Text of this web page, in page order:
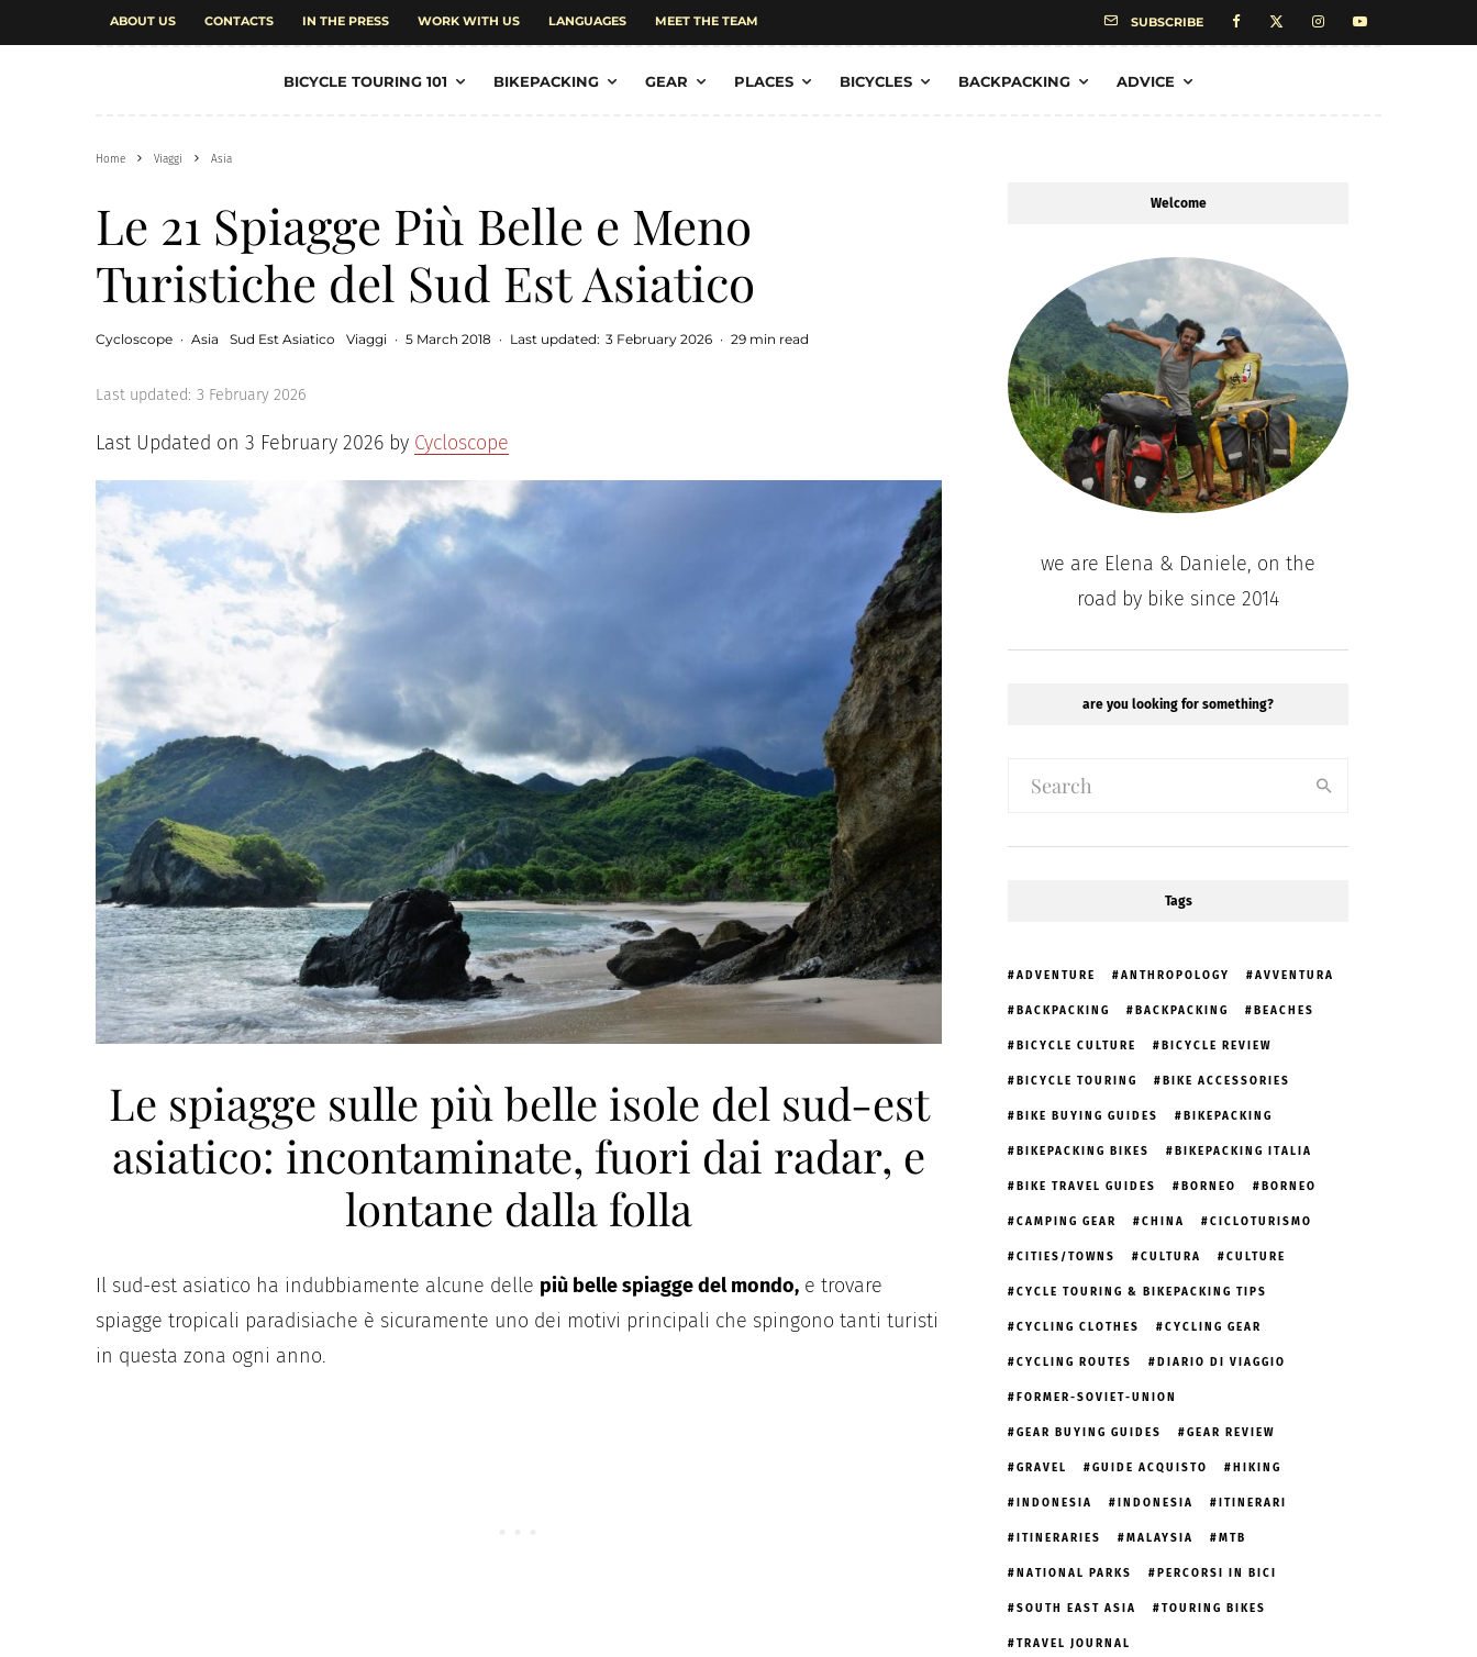
ABOUT US CONTACTS IN THE PRESS WORK WITH US LANGUAGES MEET THE TEAM SUBSCRIBE
BICYCLE TOURING 101 BIKEPACKING GEAR PLACES BICYCLES BACKPACKING ADVICE
Home Viaggi Asia
Le 21 Spiagge Più Belle e Meno
Turistiche del Sud Est Asiatico
Cycloscope · Asia Sud Est Asiatico Viaggi · 5 March 2018 · Last updated: 3 February 2026 · 29 min read
Last updated: 3 February 2026
Last Updated on 3 February 2026 by Cycloscope
Le spiagge sulle più belle isole del sud-est
asiatico: incontaminate, fuori dai radar, e
lontane dalla folla
Il sud-est asiatico ha indubbiamente alcune delle più belle spiagge del mondo, e trovare
spiagge tropicali paradisiache è sicuramente uno dei motivi principali che spingono tanti turisti
in questa zona ogni anno.
Welcome
we are Elena & Daniele, on the
road by bike since 2014
are you looking for something?
Tags
ADVENTURE ANTHROPOLOGY AVVENTURA
BACKPACKING BACKPACKING BEACHES
BICYCLE CULTURE BICYCLE REVIEW
BICYCLE TOURING BIKE ACCESSORIES
BIKE BUYING GUIDES BIKEPACKING
BIKEPACKING BIKES BIKEPACKING ITALIA
BIKE TRAVEL GUIDES BORNEO BORNEO
CAMPING GEAR CHINA CICLOTURISMO
CITIES/TOWNS CULTURA CULTURE
CYCLE TOURING & BIKEPACKING TIPS
CYCLING CLOTHES CYCLING GEAR
CYCLING ROUTES DIARIO DI VIAGGIO
FORMER-SOVIET-UNION
GEAR BUYING GUIDES GEAR REVIEW
GRAVEL GUIDE ACQUISTO HIKING
INDONESIA INDONESIA ITINERARI
ITINERARIES MALAYSIA MTB
NATIONAL PARKS PERCORSI IN BICI
SOUTH EAST ASIA TOURING BIKES
TRAVEL JOURNAL